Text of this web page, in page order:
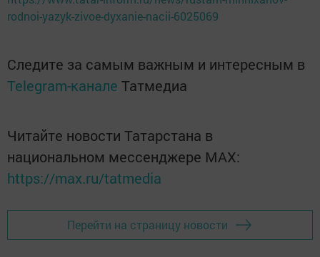
rodnoi-yazyk-zivoe-dyxanie-nacii-6025069
Следите за самым важным и интересным в
Telegram-канале Татмедиа
Читайте новости Татарстана в
национальном мессенджере MАХ:
https://max.ru/tatmedia
Перейти на страницу новости